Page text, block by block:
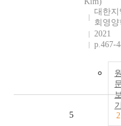
대한지
회영
2021
p.467-
2
5